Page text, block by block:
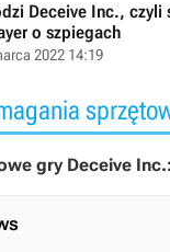
Deceive Inc., czyli
o szpiegach
2022 14:19
gry Deceive Inc.: